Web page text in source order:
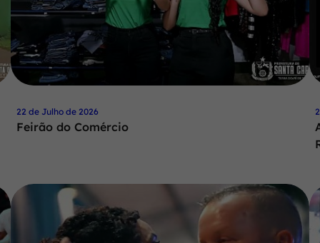
22 de Julho de 2026
Feirão do Comércio